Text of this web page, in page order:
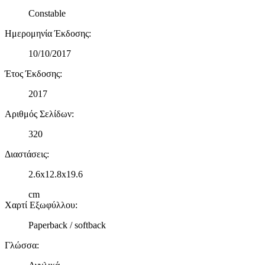
Constable
Ημερομηνία Έκδοσης:
10/10/2017
Έτος Έκδοσης:
2017
Αριθμός Σελίδων:
320
Διαστάσεις:
2.6x12.8x19.6
cm
Χαρτί Εξωφύλλου:
Paperback / softback
Γλώσσα: